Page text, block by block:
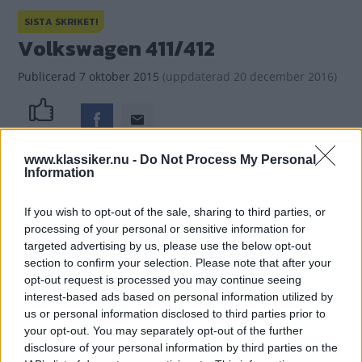
www.klassiker.nu - Do Not Process My Personal
Information
If you wish to opt-out of the sale, sharing to third parties, or
processing of your personal or sensitive information for
targeted advertising by us, please use the below opt-out
section to confirm your selection. Please note that after your
opt-out request is processed you may continue seeing
interest-based ads based on personal information utilized by
us or personal information disclosed to third parties prior to
your opt-out. You may separately opt-out of the further
disclosure of your personal information by third parties on the
SISTA SKRIKET!
Volkswagen 411/412
Publicerad 7 oktober 2015 (uppdaterad 20 december 2016)
Gasa(8)
Volkswagen 411/412 var Heinz Nordhoffs sista gåva till